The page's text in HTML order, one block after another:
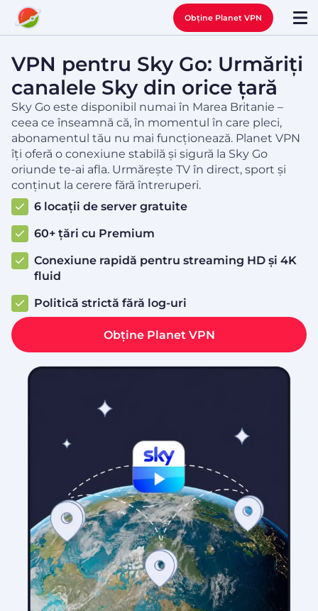
Obține Planet VPN
VPN pentru Sky Go: Urmăriți
canalele Sky din orice țară
Sky Go este disponibil numai în Marea Britanie –
ceea ce înseamnă că, în momentul în care pleci,
abonamentul tău nu mai funcționează. Planet VPN
îți oferă o conexiune stabilă și sigură la Sky Go
oriunde te-ai afla. Urmărește TV în direct, sport și
conținut la cerere fără întreruperi.
6 locații de server gratuite
60+ țări cu Premium
Conexiune rapidă pentru streaming HD și 4K
fluid
Politică strictă fără log-uri
Obține Planet VPN